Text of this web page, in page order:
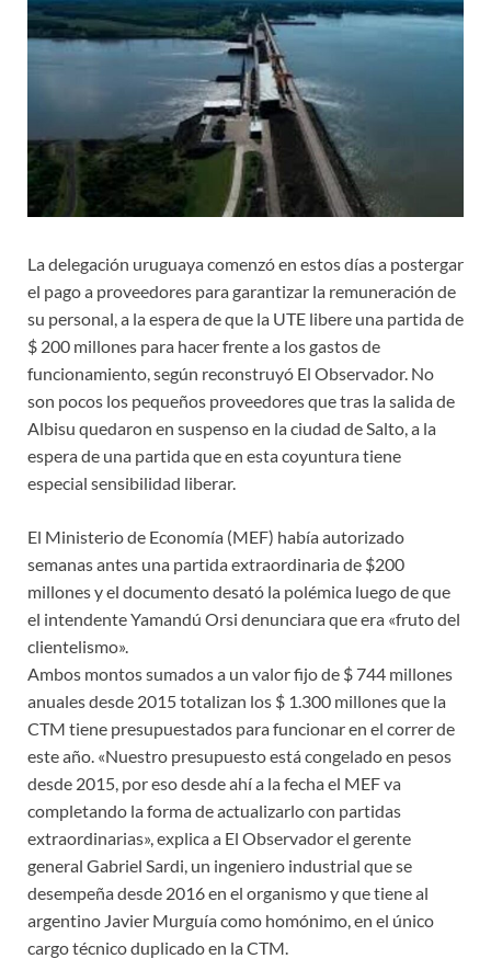
La delegación uruguaya comenzó en estos días a postergar
el pago a proveedores para garantizar la remuneración de
su personal, a la espera de que la UTE libere una partida de
$ 200 millones para hacer frente a los gastos de
funcionamiento, según reconstruyó El Observador. No
son pocos los pequeños proveedores que tras la salida de
Albisu quedaron en suspenso en la ciudad de Salto, a la
espera de una partida que en esta coyuntura tiene
especial sensibilidad liberar.
El Ministerio de Economía (MEF) había autorizado
semanas antes una partida extraordinaria de $200
millones y el documento desató la polémica luego de que
el intendente Yamandú Orsi denunciara que era «fruto del
clientelismo».
Ambos montos sumados a un valor fijo de $ 744 millones
anuales desde 2015 totalizan los $ 1.300 millones que la
CTM tiene presupuestados para funcionar en el correr de
este año. «Nuestro presupuesto está congelado en pesos
desde 2015, por eso desde ahí a la fecha el MEF va
completando la forma de actualizarlo con partidas
extraordinarias», explica a El Observador el gerente
general Gabriel Sardi, un ingeniero industrial que se
desempeña desde 2016 en el organismo y que tiene al
argentino Javier Murguía como homónimo, en el único
cargo técnico duplicado en la CTM.